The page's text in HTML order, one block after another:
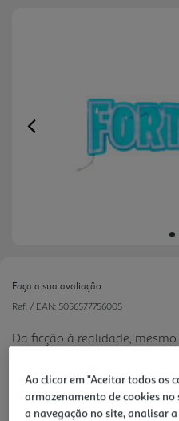
Previous
Faça a sua avaliação
Ref. / EAN: 5056577756005
Da ficção à realidade,
39.99 €/un
Ao clicar em "Aceitar todos os
armazenamento de cookies
a navegação no site, analisar